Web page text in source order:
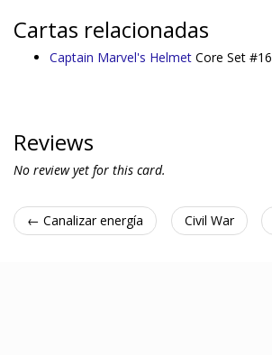
Cartas relacionadas
Captain Marvel's Helmet Core Set #16
Reviews
No review yet for this card.
← Canalizar energía Civil War